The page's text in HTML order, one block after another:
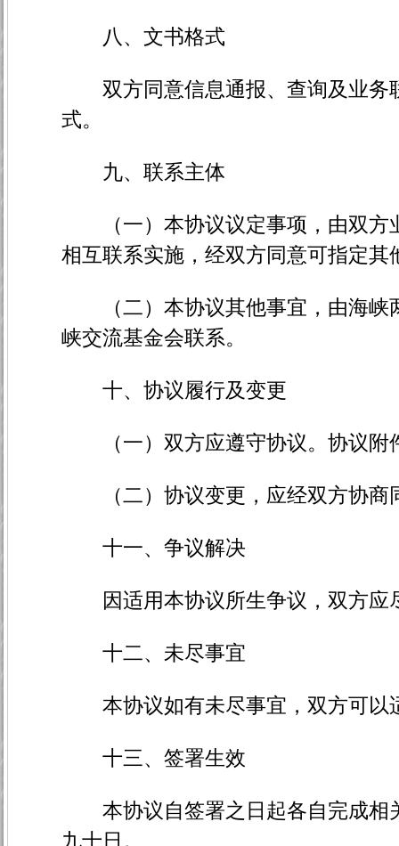
八、文书格式
双方同意信息通报、查询及业务
式。
九、联系主体
（一）本协议议定事项，由双方
相互联系实施，经双方同意可指定其
（二）本协议其他事宜，由海峡
峡交流基金会联系。
十、协议履行及变更
（一）双方应遵守协议。协议附
（二）协议变更，应经双方协商
十一、争议解决
因适用本协议所生争议，双方应
十二、未尽事宜
本协议如有未尽事宜，双方可以
十三、签署生效
本协议自签署之日起各自完成相
九十日。